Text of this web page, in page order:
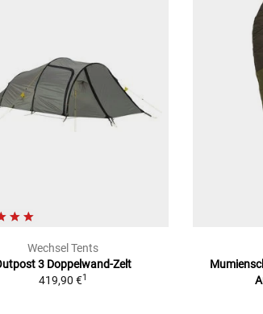
Wechsel Tents
3 Doppelwand-Zelt
419,90 €1